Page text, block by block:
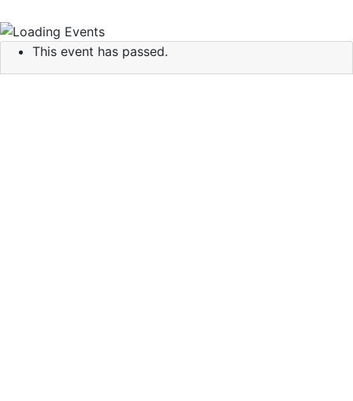
This event has passed.